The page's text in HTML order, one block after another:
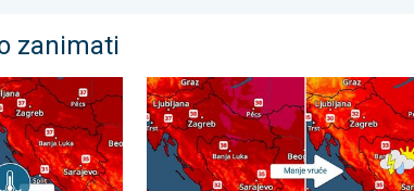
zanimati
Temperatura mora 27°C. . . ponedjeljak, 3. august
Bliži se osvježenje s pljuskovima.